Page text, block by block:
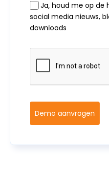
Ja, houd me op
social media nieuws,
downloads
Demo aanvragen